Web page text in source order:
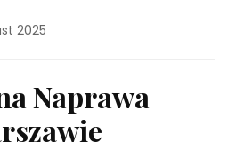
2025
Naprawa